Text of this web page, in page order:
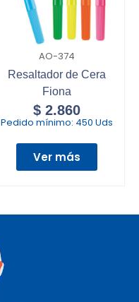
AO-374
Resaltador de Cera
Fiona
$2.860
Pedido mínimo: 450 Uds
Ver más